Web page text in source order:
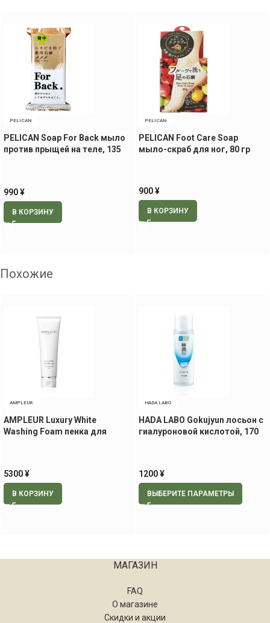
PELICAN
PELICAN Soap For Back мыло
против прыщей на теле, 135
990¥
В КОРЗИНУ
PELICAN
PELICAN Foot Care Soap
мыло-скраб для ног, 80 гр
900¥
В КОРЗИНУ
Похожие
AMPLEUR
AMPLEUR Luxury White
Washing Foam пенка для
5300¥
В КОРЗИНУ
HADA LABO
HADA LABO Gokujyun лосьон с
гиалуроновой кислотой, 170
1200¥
ВЫБЕРИТЕ ПАРАМЕТРЫ
МАГАЗИН
FAQ
О магазине
Скидки и акции